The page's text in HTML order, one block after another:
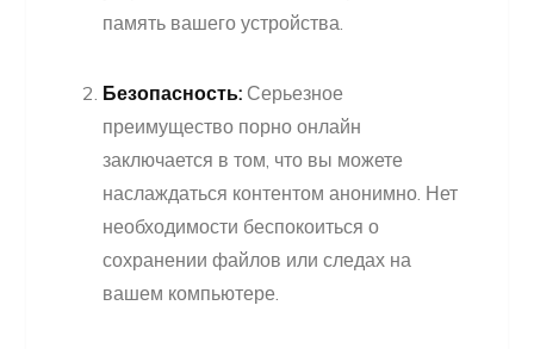
память вашего устройства.
Безопасность: Серьезное
преимущество порно онлайн
заключается в том, что вы можете
наслаждаться контентом анонимно. Нет
необходимости беспокоиться о
сохранении файлов или следах на
вашем компьютере.